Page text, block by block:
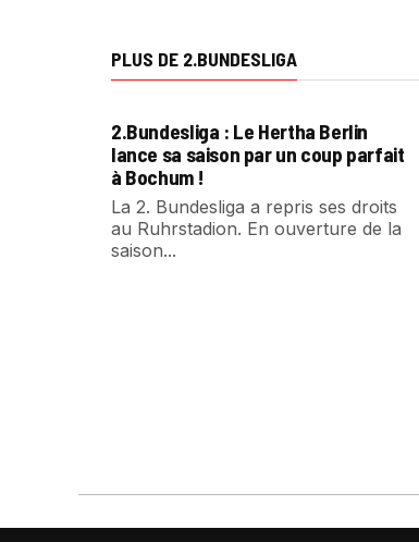
PLUS DE 2.BUNDESLIGA
2.Bundesliga : Le Hertha Berlin
lance sa saison par un coup parfait
à Bochum !
La 2. Bundesliga a repris ses droits
au Ruhrstadion. En ouverture de la
saison...